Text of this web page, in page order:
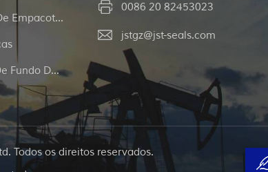
NBR Vee Material De Empacotamento
Pilha De Vedação De Fundo De Poço
0086 20 82453023
jstgz@jst-seals.com
Todos os direitos reservados.